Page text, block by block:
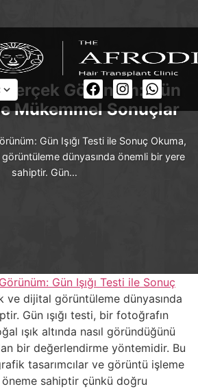
Gerçek Görünüm: Gün
Mükemmel Sonuçlar
Gün Işığı Testi ile Sonuç Okuma,
dünyasında önemli bir yere
sahiptir. Gün…
Gün Işığı Testi ile Sonuç
ve dijital görüntüleme dünyasında
Gün ışığı testi, bir fotoğrafın
ışık altında nasıl göründüğünü
bir değerlendirme yöntemidir. Bu
tasarımcılar ve görüntü işleme
sahiptir çünkü doğru